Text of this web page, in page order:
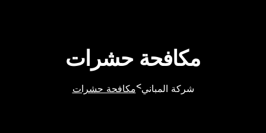
مكافحة حشرات
شركة المباني>مكافحة حشرات